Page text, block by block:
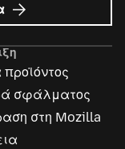
σχετικά
με
Mozilla
προϊόντος
σφάλματος
στη Mozilla